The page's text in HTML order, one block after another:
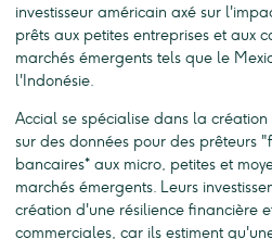
investisseur américain axé sur
prêts aux petites entreprises et aux
marchés émergents tels que le
l'Indonésie.
Accial se spécialise dans la
sur des données pour des prêteurs
bancaires* aux micro, petites et
marchés émergents. Leurs
création d'une résilience financière
commerciales, car ils estiment